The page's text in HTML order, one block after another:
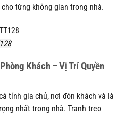
từng không gian trong nhà.
Khách – Vị Trí Quyền
tính gia chủ, nơi đón khách và là
nhất trong nhà. Tranh treo